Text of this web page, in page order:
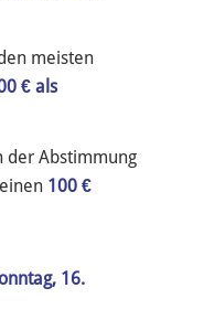
meisten
€ als
der Abstimmung
100 €
16.